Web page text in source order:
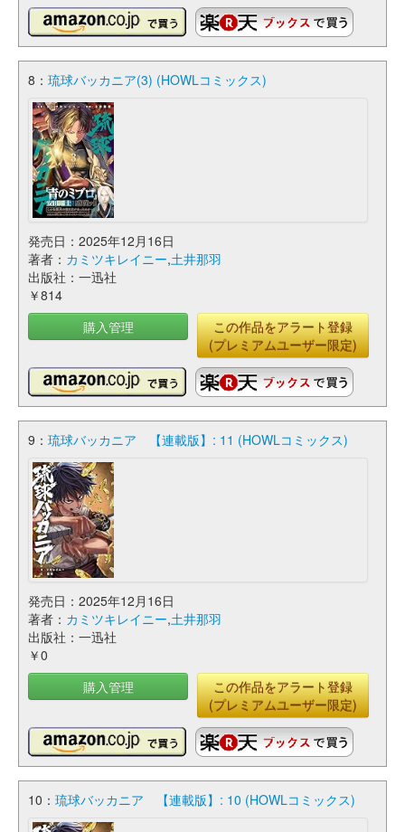
8： 琉球バッカニア(3) (HOWLコミックス)
発売日：2025年12月16日
著者： カミツキレイニー,土井那羽
出版社：一迅社
￥814
購入管理
この作品をアラート登録
(プレミアムユーザー限定)
9： 琉球バッカニア 【連載版】: 11 (HOWLコミックス)
発売日：2025年12月16日
著者： カミツキレイニー,土井那羽
出版社：一迅社
￥0
購入管理
この作品をアラート登録
(プレミアムユーザー限定)
10： 琉球バッカニア 【連載版】: 10 (HOWLコミックス)